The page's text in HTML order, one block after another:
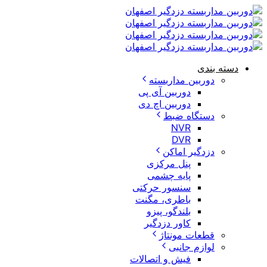
بندی
دوربین مداربسته
دوربین آی پی
دوربین اچ دی
دستگاه ضبط
دزدگیر اماکن
پنل مرکزی
پایه چشمی
سنسور حرکتی
باطری، مگنت
بلندگو، پیزو
کاور دزدگیر
قطعات مونتاژ
لوازم جانبی
فیش و اتصالات